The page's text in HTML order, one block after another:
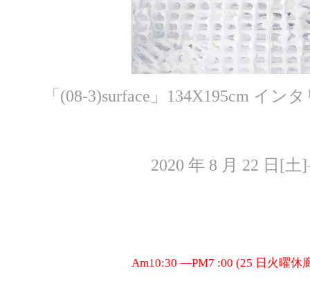
「(08-3)surface」134X195cm イン
2020 年 8 月 22 日[
Am10:30 ―PM7 :00 (25 日火曜休